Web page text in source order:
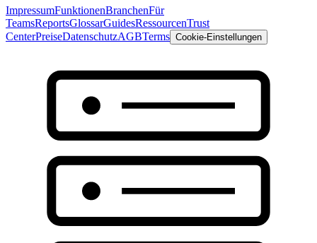
ImpressumFunktionenBranchenFür
TeamsReportsGlossarGuidesRessourcenTrust
CenterPreiseDatenschutzAGBTerms Cookie-Einstellungen